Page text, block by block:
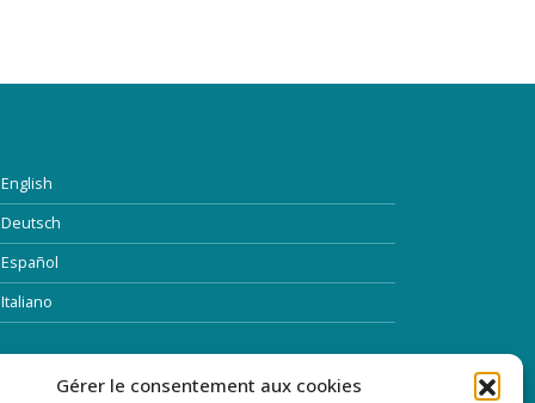
Gérer le consentement aux cookies
English
Deutsch
Español
Italiano